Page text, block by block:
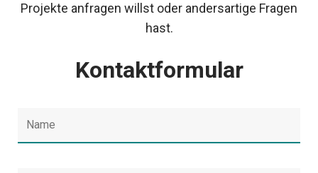
Projekte anfragen willst oder andersartige Fragen
hast.
Kontaktformular